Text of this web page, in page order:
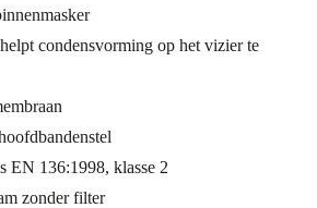
condensvorming op het vizier te
EN 136:1998, klasse 2
zonder filter